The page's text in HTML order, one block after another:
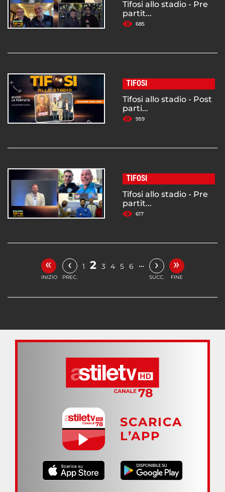
Tifosi allo stadio - Pre
partit...
685
TIFOSI
Tifosi allo stadio - Post
parti...
959
TIFOSI
Tifosi allo stadio - Pre
partit...
617
«
INIZIO
‹
PREC.
1 2 3 4 5 6 … ›
SUCC.
»
FINE
SCARICA
L’APP